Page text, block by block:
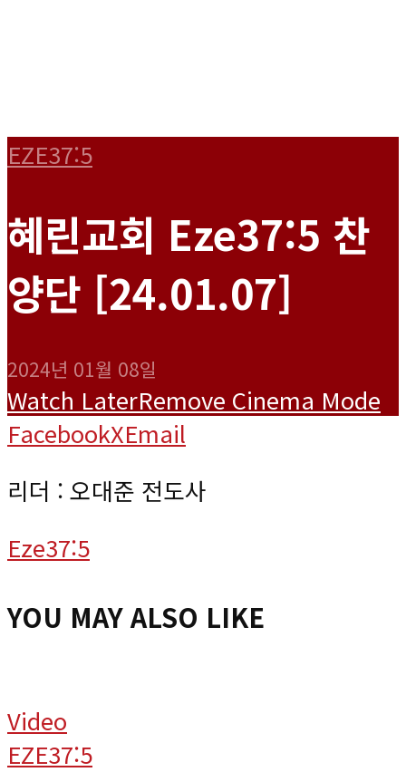
EZE37:5
혜린교회 Eze37:5 찬
양단 [24.01.07]
2024년 01월 08일
Watch LaterRemove Cinema Mode
FacebookXEmail
리더 : 오대준 전도사
Eze37:5
YOU MAY ALSO LIKE
Video
EZE37:5